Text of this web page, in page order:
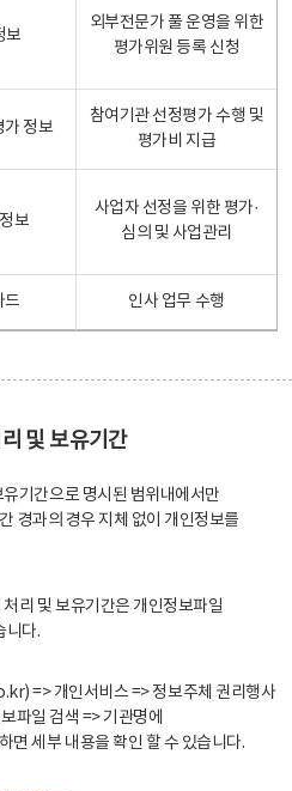
보
외부전문가 풀 운영을 위한
평가위원 등록 신청
가 정보
참여기관 선정평가 수행 및
평가비 지급
보
사업자 선정을 위한 평가·
심의 및 사업관리
드 인사 업무 수행
및 보유기간
기간으로 명시된 범위내에서만
경과의 경우 지체 없이 개인정보를
리 및 보유기간은 개인정보파일
니다.
=> 개인서비스 => 정보주체 권리행사
파일 검색 => 기관명에
세부 내용을 확인 할 수 있습니다.